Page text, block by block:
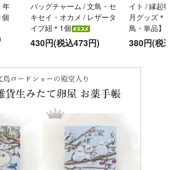
年
バッグチャーム / 文鳥・セ
キセイ・オカメ / レザータ
イプ紐＊1個
430円(税込473円)
イト / 縁起物
月グッズ＊【
鳥・単品】
380円(税込